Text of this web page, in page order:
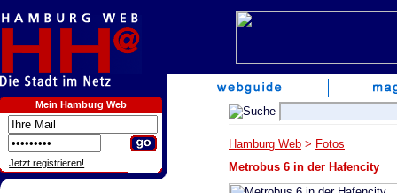
Mein Hamburg Web
Jetzt registrieren!
Hamburg Web > Fotos
Metrobus 6 in der Hafencity